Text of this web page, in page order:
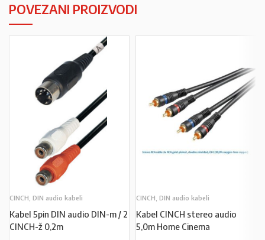
POVEZANI PROIZVODI
CINCH, DIN audio kabeli
Kabel 5pin DIN audio DIN-m / 2
CINCH-ž 0,2m
CINCH, DIN audio kabeli
Kabel CINCH stereo audio
5,0m Home Cinema